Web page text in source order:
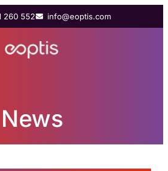
260 552 info@eoptis.com
News